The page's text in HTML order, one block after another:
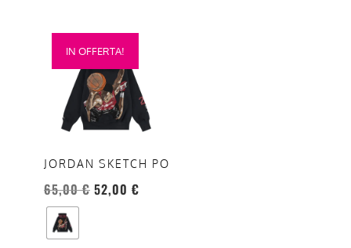
IN OFFERTA!
JORDAN SKETCH PO
65,00€ 52,00 €
Questo
prodotto
varianti.
opzioni
essere
scelte
nella